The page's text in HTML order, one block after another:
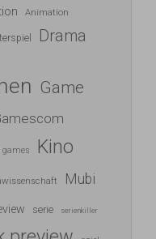
Animation
Drama
Game
games Kino
Mubi
serie serienkiller